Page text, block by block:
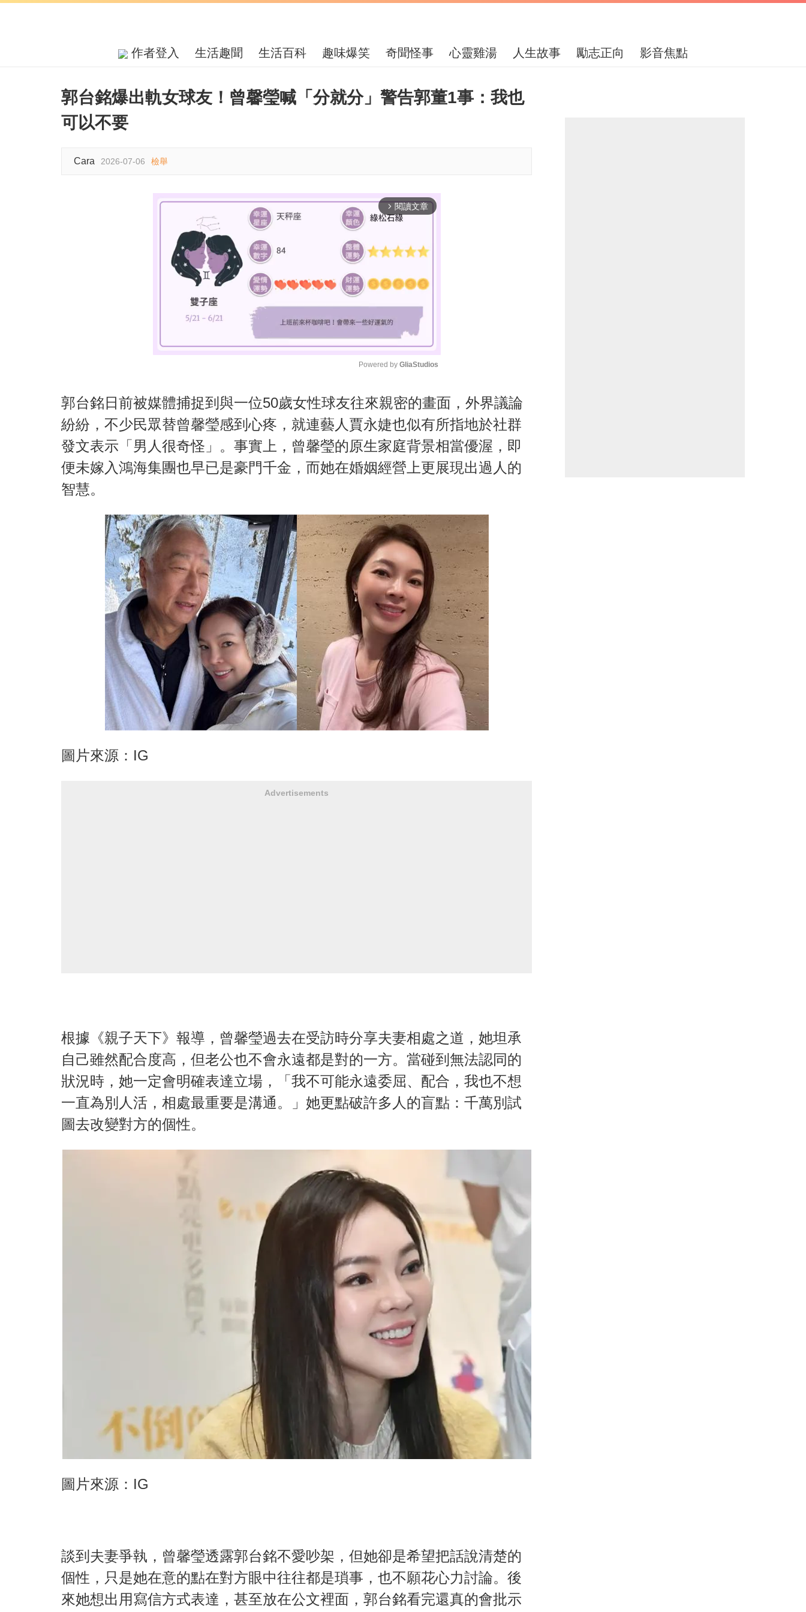
作者登入 生活趣聞 生活百科 趣味爆笑 奇聞怪事 心靈雞湯 人生故事 勵志正向 影音焦點
郭台銘爆出軌女球友！曾馨瑩喊「分就分」警告郭董1事：我也
可以不要
Cara 2026-07-06 檢舉
arrow_forward_ios 閱讀文章
M
t
e
Powered by GliaStudios
郭台銘日前被媒體捕捉到與一位50歲女性球友往來親密的畫面，外界議論
紛紛，不少民眾替曾馨瑩感到心疼，就連藝人賈永婕也似有所指地於社群
發文表示「男人很奇怪」。事實上，曾馨瑩的原生家庭背景相當優渥，即
便未嫁入鴻海集團也早已是豪門千金，而她在婚姻經營上更展現出過人的
智慧。
圖片來源：IG
Advertisements
根據《親子天下》報導，曾馨瑩過去在受訪時分享夫妻相處之道，她坦承
自己雖然配合度高，但老公也不會永遠都是對的一方。當碰到無法認同的
狀況時，她一定會明確表達立場，「我不可能永遠委屈、配合，我也不想
一直為別人活，相處最重要是溝通。」她更點破許多人的盲點：千萬別試
圖去改變對方的個性。
圖片來源：IG
談到夫妻爭執，曾馨瑩透露郭台銘不愛吵架，但她卻是希望把話說清楚的
個性，只是她在意的點在對方眼中往往都是瑣事，也不願花心力討論。後
來她想出用寫信方式表達，甚至放在公文裡面，郭台銘看完還真的會批示